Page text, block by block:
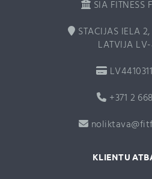
SIA FITNESS
STACIJAS IELA
LATVIJA
+371 2
KLIENTU